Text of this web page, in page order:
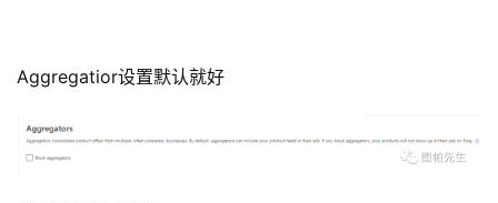
Aggregatior设置默认就好